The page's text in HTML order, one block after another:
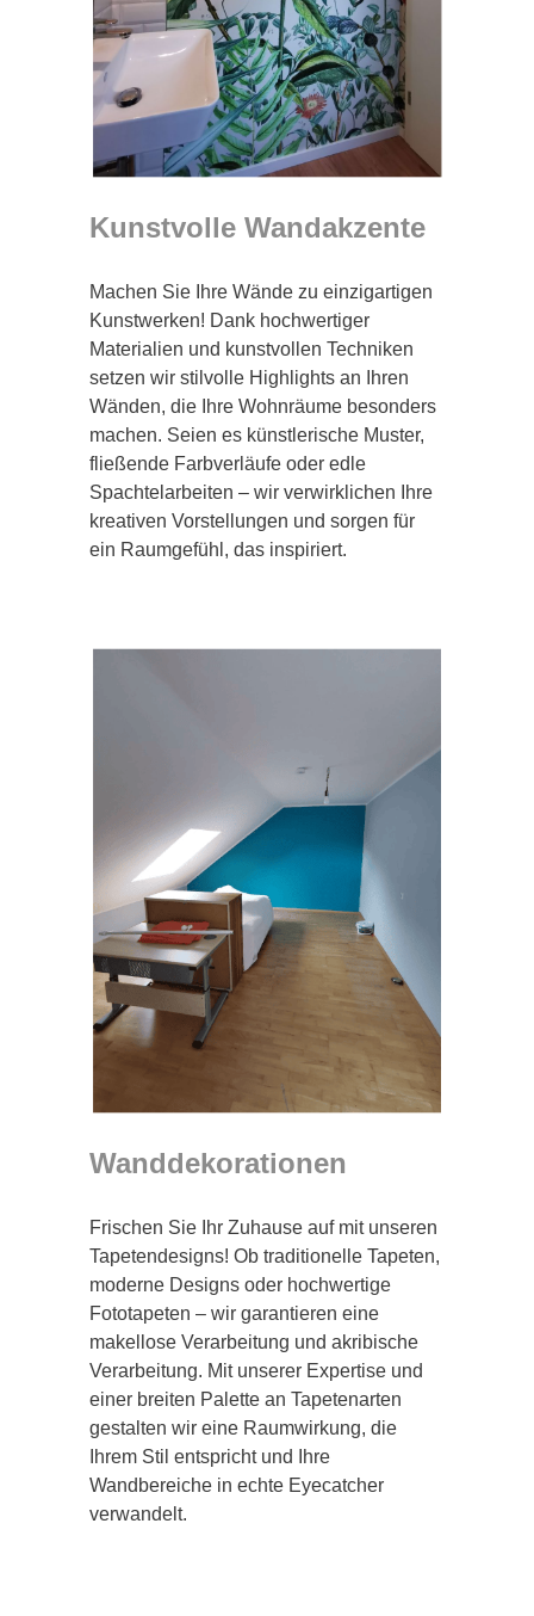
Kunstvolle Wandakzente
Machen Sie Ihre Wände zu einzigartigen
Kunstwerken! Dank hochwertiger
Materialien und kunstvollen Techniken
setzen wir stilvolle Highlights an Ihren
Wänden, die Ihre Wohnräume besonders
machen. Seien es künstlerische Muster,
fließende Farbverläufe oder edle
Spachtelarbeiten – wir verwirklichen Ihre
kreativen Vorstellungen und sorgen für
ein Raumgefühl, das inspiriert.
Wanddekorationen
Frischen Sie Ihr Zuhause auf mit unseren
Tapetendesigns! Ob traditionelle Tapeten,
moderne Designs oder hochwertige
Fototapeten – wir garantieren eine
makellose Verarbeitung und akribische
Verarbeitung. Mit unserer Expertise und
einer breiten Palette an Tapetenarten
gestalten wir eine Raumwirkung, die
Ihrem Stil entspricht und Ihre
Wandbereiche in echte Eyecatcher
verwandelt.